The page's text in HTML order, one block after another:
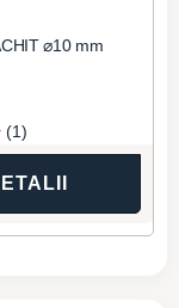
⌀10 mm
(1)